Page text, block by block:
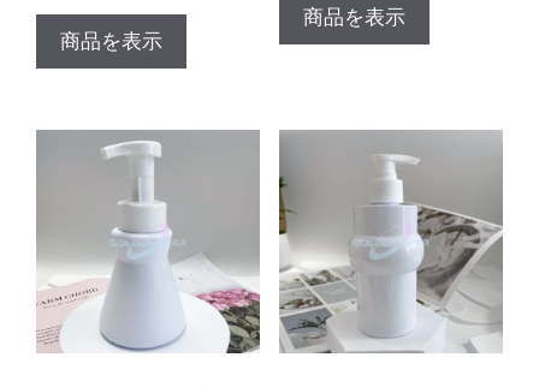
商品を表示
商品を表示